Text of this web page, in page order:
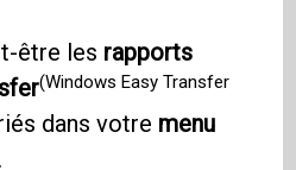
être les rapports
(Windows Easy Transfer
dans votre menu
.